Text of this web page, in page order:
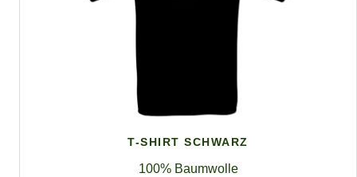
T-SHIRT SCHWARZ
100% Baumwolle